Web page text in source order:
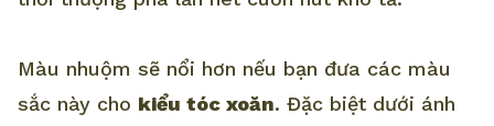
Màu nhuộm sẽ nổi hơn nếu bạn đưa các màu
sắc này cho kiểu tóc xoăn. Đặc biệt dưới ánh